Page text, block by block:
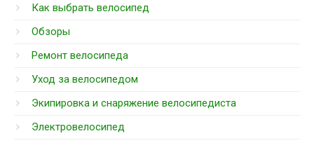
Как выбрать велосипед
Обзоры
Ремонт велосипеда
Уход за велосипедом
Экипировка и снаряжение велосипедиста
Электровелосипед